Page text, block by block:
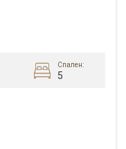
Спален:
5